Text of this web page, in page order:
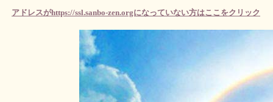
アドレスがhttps://ssl.sanbo-zen.orgになっていない方はここをクリック